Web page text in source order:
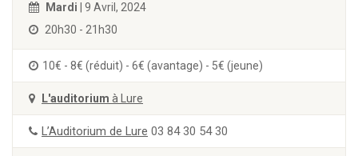
Mardi | 9 Avril, 2024
20h30 - 21h30
10€ - 8€ (réduit) - 6€ (avantage) - 5€ (jeune)
L'auditorium à Lure
L’Auditorium de Lure 03 84 30 54 30